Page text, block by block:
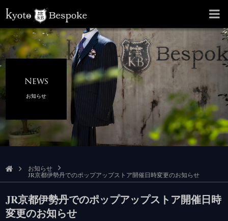
News
お知らせ
お知らせ
JR京都伊勢丹でのポップアップストア開催日時変更のお知らせ
JR京都伊勢丹でのポップアップストア開催日時
変更のお知らせ